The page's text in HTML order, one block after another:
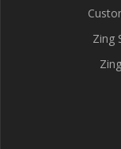
Zing